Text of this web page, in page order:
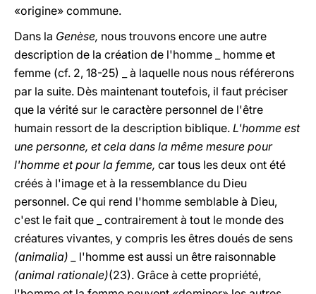
«origine» commune.
Dans la Genèse, nous trouvons encore une autre
description de la création de l'homme _ homme et
femme (cf. 2, 18-25) _ à laquelle nous nous référerons
par la suite. Dès maintenant toutefois, il faut préciser
que la vérité sur le caractère personnel de l'être
humain ressort de la description biblique. L'homme est
une personne, et cela dans la même mesure pour
l'homme et pour la femme, car tous les deux ont été
créés à l'image et à la ressemblance du Dieu
personnel. Ce qui rend l'homme semblable à Dieu,
c'est le fait que _ contrairement à tout le monde des
créatures vivantes, y compris les êtres doués de sens
(animalia) _ l'homme est aussi un être raisonnable
(animal rationale)(23). Grâce à cette propriété,